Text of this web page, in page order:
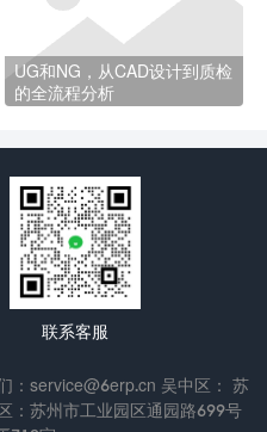
UG和NG，从CAD设计到质检
的全流程分析
联系客服
：service@6erp.cn 吴中区： 苏
：苏州市工业园区通园路699号